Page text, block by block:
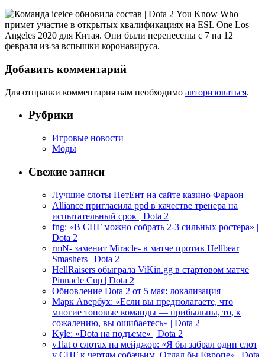
You Know Who
примет участие в открытых квалификациях на ESL One Los
Angeles 2020 для Китая. Они были перенесены с 7 на 12
февраля из-за вспышки коронавируса.
Добавить комментарий
Для отправки комментария вам необходимо авторизоваться.
Рубрики
Игровые новости
Моды
Свежие записи
Лучшие слоты НетЕнт на сайте казино Фараон
Alliance пригласила ppd в качестве тренера на
испытательный срок | Dota 2
fng: «В СНГ можно собрать 2-3 сильных ростера» |
Dota 2
rmN- заменит Miracle- в матче против Hellbear
Smashers | Dota 2
HellRaisers обыграла ViKin.gg в стартовом матче
Pinnacle Cup | Dota 2
Обновление Dota 2 от 5 мая: локализация
Марк Авербух: «Если вы предполагаете, что
многие топовые команды — прибыльны, то, к
сожалению, вы ошибаетесь» | Dota 2
Kyle: «Dota на подъеме» | Dota 2
v1lat о слотах на мейджор: «Я бы забрал один слот
у СНГ к чертям собачьим. Отдал бы Европе» | Dota